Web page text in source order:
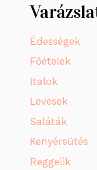
Édességek
Főételek
Italok
Levesek
Saláták
Kenyérsütés
Reggelik